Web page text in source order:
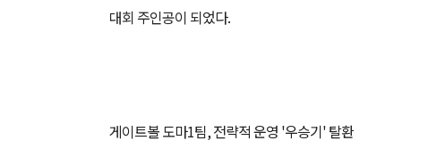
대회 주인공이 되었다.
게이트볼 도마1팀, 전략적 운영 '우승기' 탈환